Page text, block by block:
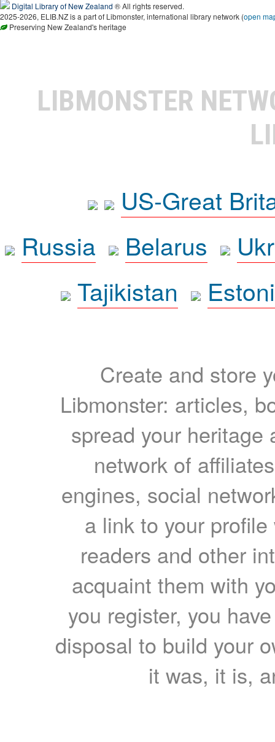
Digital Library of New Zealand ® All rights reserved.
2025-2026, ELIB.NZ is a part of Libmonster, international library network (open
Preserving New Zealand's heritage
LIBMONSTER
US-Great
Russia
Belarus
Tajikistan
Create and store
Libmonster: articles,
spread your heritage
network of
engines, social
a link to your
readers and other
acquaint them with
you register, you
disposal to build your
it was, it is,